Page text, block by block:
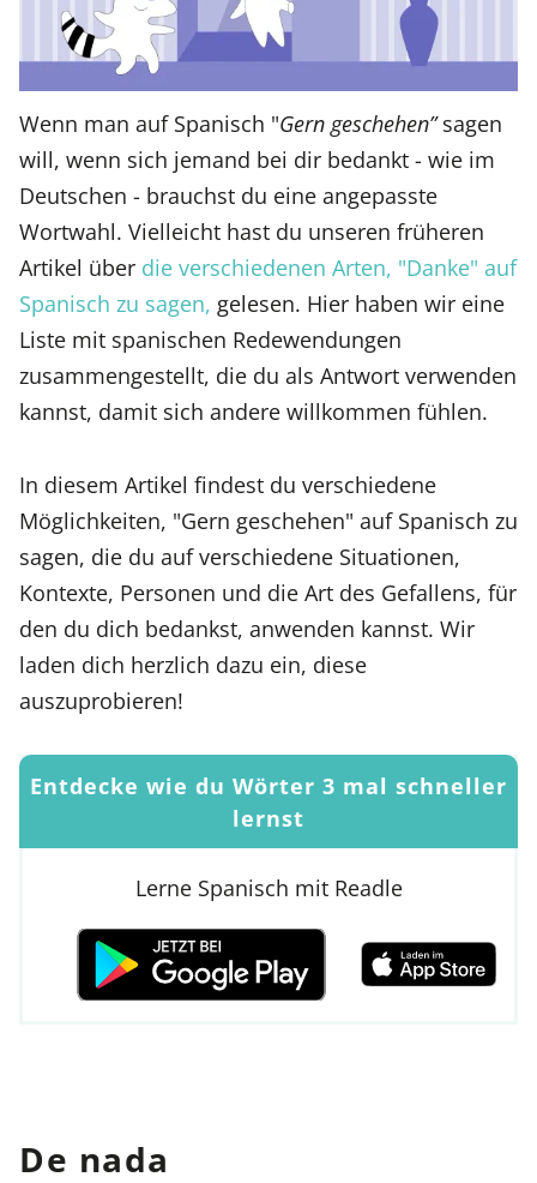
Wenn man auf Spanisch "Gern geschehen”sagen
will, wenn sich jemand bei dir bedankt - wie im
Deutschen - brauchst du eine angepasste
Wortwahl. Vielleicht hast du unseren früheren
Artikel über die verschiedenen Arten, "Danke" auf
Spanisch zu sagen, gelesen. Hier haben wir eine
Liste mit spanischen Redewendungen
zusammengestellt, die du als Antwort verwenden
kannst, damit sich andere willkommen fühlen.
In diesem Artikel findest du verschiedene
Möglichkeiten, "Gern geschehen" auf Spanisch zu
sagen, die du auf verschiedene Situationen,
Kontexte, Personen und die Art des Gefallens, für
den du dich bedankst, anwenden kannst. Wir
laden dich herzlich dazu ein, diese
auszuprobieren!
Entdecke wie du Wörter 3 mal schneller
lernst
Lerne Spanisch mit Readle
De nada